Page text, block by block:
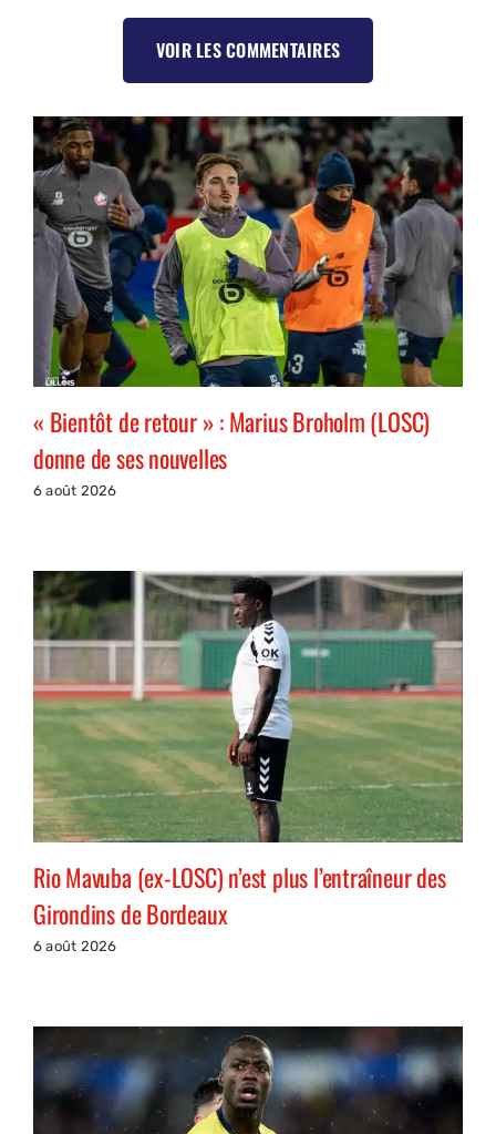
VOIR LES COMMENTAIRES
« Bientôt de retour » : Marius Broholm (LOSC)
donne de ses nouvelles
6 août 2026
Rio Mavuba (ex-LOSC) n’est plus l’entraîneur des
Girondins de Bordeaux
6 août 2026